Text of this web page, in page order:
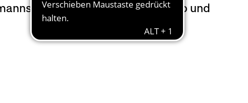
Sambias am Afrika Cup und